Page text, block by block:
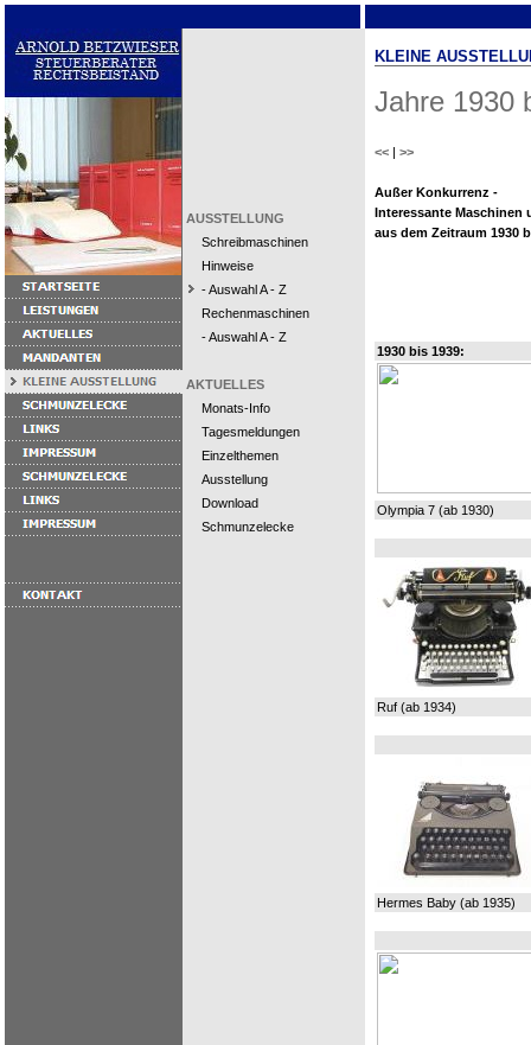
AUSSTELLUNG
Schreibmaschinen
Hinweise
- Auswahl A - Z
Rechenmaschinen
- Auswahl A - Z
AKTUELLES
Monats-Info
Tagesmeldungen
Einzelthemen
Ausstellung
Download
Schmunzelecke
KLEINE
Jahre 1930
<< | >>
Außer Konkurrenz -
Interessante Maschinen
aus dem Zeitraum 1930
1930 bis 1939:
Olympia 7 (ab 1930)
Ruf (ab 1934)
Hermes Baby (ab 1935)